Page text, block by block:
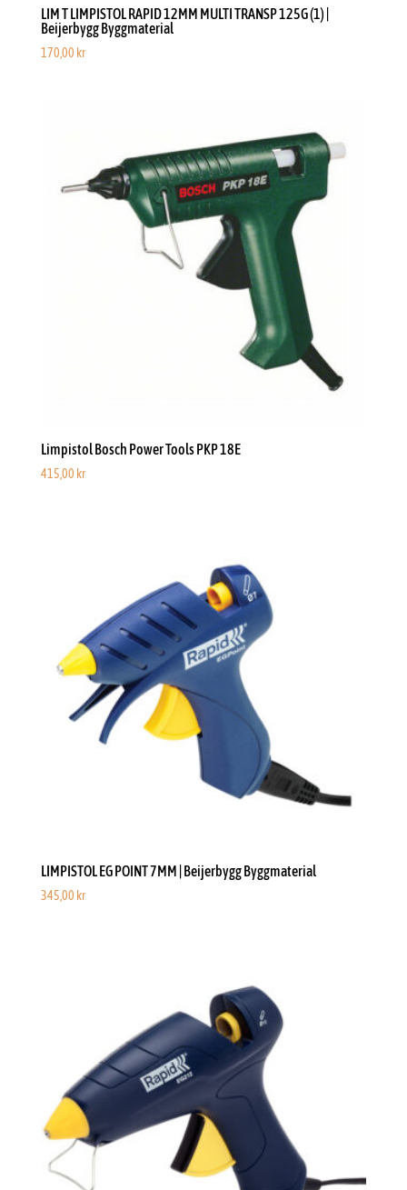
LIM T LIMPISTOL RAPID 12MM MULTI TRANSP 125G (1) |
Beijerbygg Byggmaterial
170,00 kr
Limpistol Bosch Power Tools PKP 18E
415,00 kr
LIMPISTOL EG POINT 7MM | Beijerbygg Byggmaterial
345,00 kr